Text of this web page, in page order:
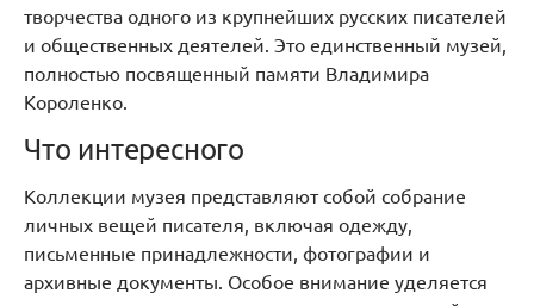
творчества одного из крупнейших русских писателей
и общественных деятелей. Это единственный музей,
полностью посвященный памяти Владимира
Короленко.
Что интересного
Коллекции музея представляют собой собрание
личных вещей писателя, включая одежду,
письменные принадлежности, фотографии и
архивные документы. Особое внимание уделяется